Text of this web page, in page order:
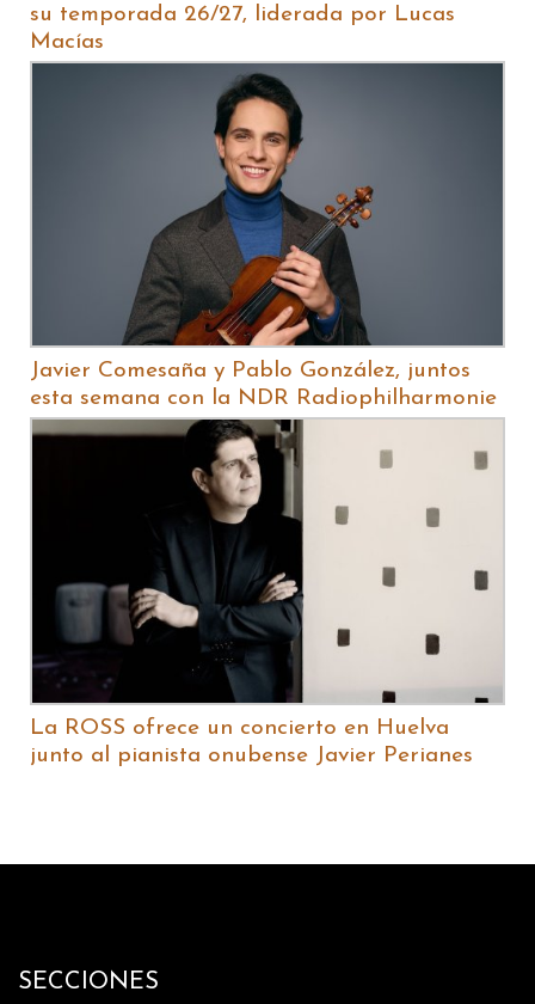
su temporada 26/27, liderada por Lucas
Macías
Javier Comesaña y Pablo González, juntos
esta semana con la NDR Radiophilharmonie
La ROSS ofrece un concierto en Huelva
junto al pianista onubense Javier Perianes
SECCIONES